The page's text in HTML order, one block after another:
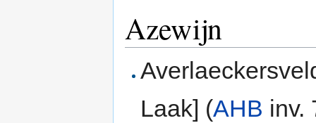
Azewijn
Laak] (AHB inv.